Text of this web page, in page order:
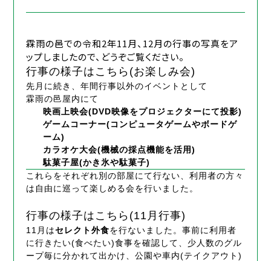
霖雨の邑での令和2年11月、12月の行事の写真をア
ップしましたので、どうぞご覧ください。
行事の様子はこちら(お楽しみ会)
先月に続き、年間行事以外のイベントとして
霖雨の邑屋内にて
映画上映会(DVD映像をプロジェクターにて投影)
ゲームコーナー(コンピュータゲームやボードゲ
ーム)
カラオケ大会(機械の採点機能を活用)
駄菓子屋(かき氷や駄菓子)
これらをそれぞれ別の部屋にて行ない、利用者の方々
は自由に巡って楽しめる会を行いました。
行事の様子はこちら(11月行事)
11月はセレクト外食を行ないました。事前に利用者
に行きたい(食べたい)食事を確認して
、少人数のグル
ープ毎に分かれて出かけ、公園や車内(テイクアウト)